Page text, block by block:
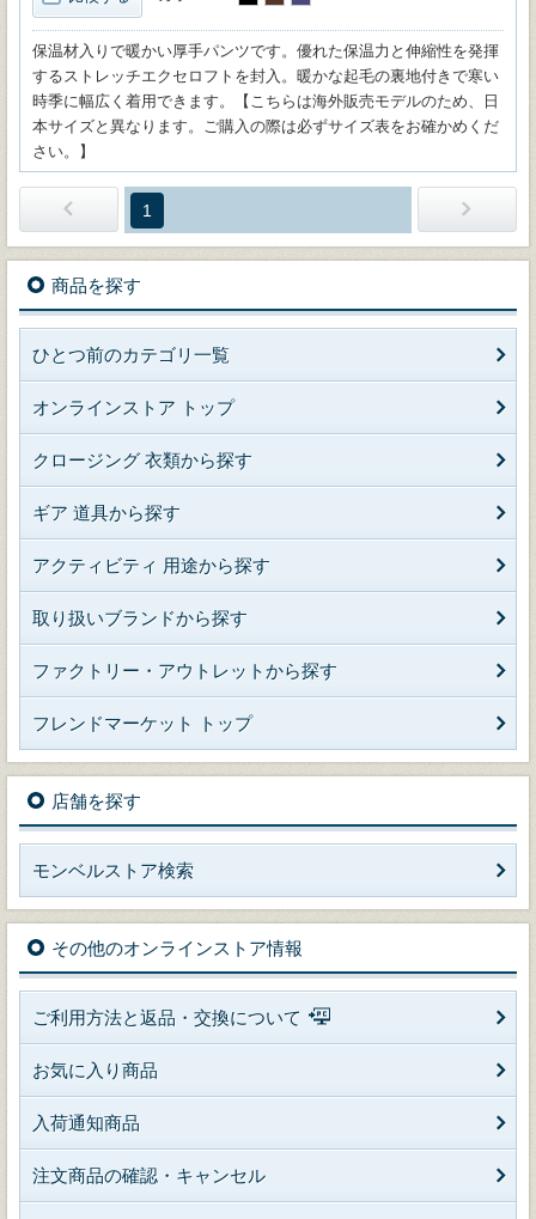
保温材入りで暖かい厚手パンツです。優れた保温力と伸縮性を発揮
するストレッチエクセロフトを封入。暖かな起毛の裏地付きで寒い
時季に幅広く着用できます。【こちらは海外販売モデルのため、日
本サイズと異なります。ご購入の際は必ずサイズ表をお確かめくだ
さい。】
1
商品を探す
ひとつ前のカテゴリ一覧
オンラインストア トップ
クロージング 衣類から探す
ギア 道具から探す
アクティビティ 用途から探す
取り扱いブランドから探す
ファクトリー・アウトレットから探す
フレンドマーケット トップ
店舗を探す
モンベルストア検索
その他のオンラインストア情報
ご利用方法と返品・交換について
お気に入り商品
入荷通知商品
注文商品の確認・キャンセル